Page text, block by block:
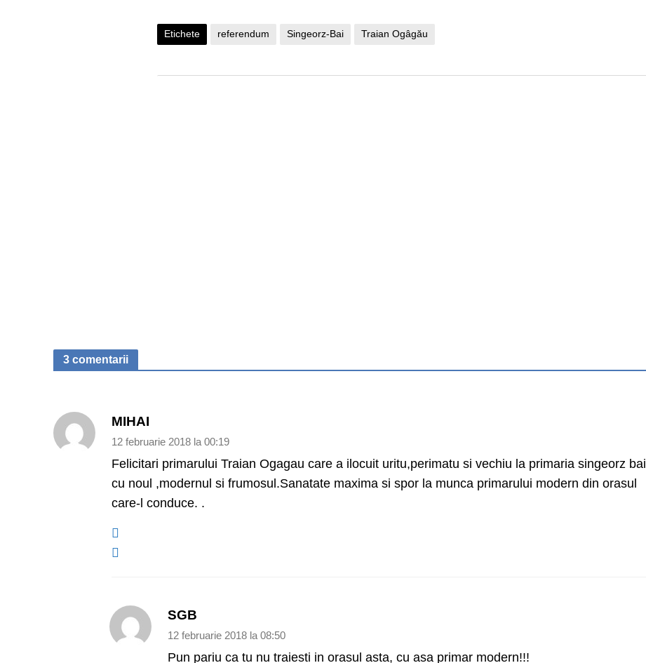
Etichete referendum Singeorz-Bai Traian Ogâgău
3 comentarii
MIHAI
12 februarie 2018 la 00:19
Felicitari primarului Traian Ogagau care a ilocuit uritu,perimatu si vechiu la primaria singeorz bai
cu noul ,modernul si frumosul.Sanatate maxima si spor la munca primarului modern din orasul
care-l conduce. .
SGB
12 februarie 2018 la 08:50
Pun pariu ca tu nu traiesti in orasul asta, cu asa primar modern!!!